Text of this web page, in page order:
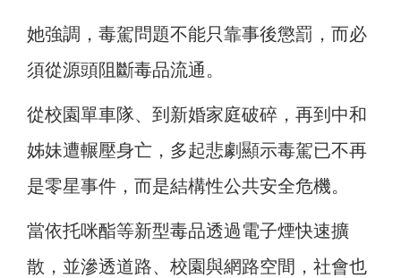
她強調，毒駕問題不能只靠事後懲罰，而必
須從源頭阻斷毒品流通。
從校園單車隊、到新婚家庭破碎，再到中和
姊妹遭輾壓身亡，多起悲劇顯示毒駕已不再
是零星事件，而是結構性公共安全危機。
當依托咪酯等新型毒品透過電子煙快速擴
散，並滲透道路、校園與網路空間，社會也